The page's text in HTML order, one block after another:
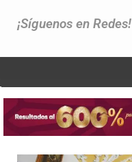
¡Síguenos en Redes!